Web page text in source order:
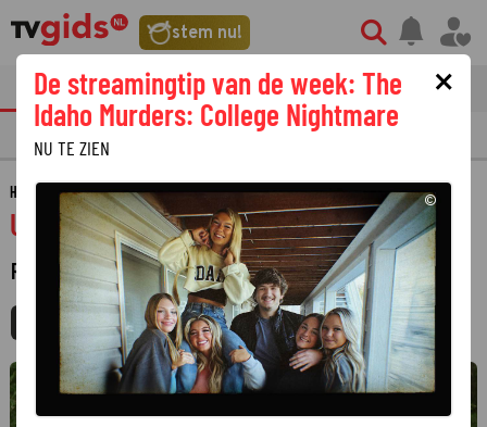
stem nu!
tvgids streaming nieuws
PRIMETIME GEMIST
HOME GIDS UFO COWBOYS
UFO Cowboys
REALITYSERIE
MIJNGIDS AGENDA DELEN
×
De streamingtip van de week: The
Idaho Murders: College Nightmare
NU TE ZIEN
©